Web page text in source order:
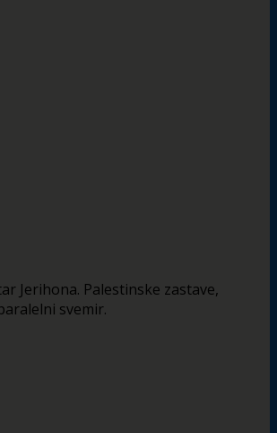
Jerihona. Palestinske zastave,
svemir.